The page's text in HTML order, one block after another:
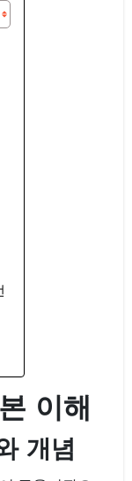
이해
개념